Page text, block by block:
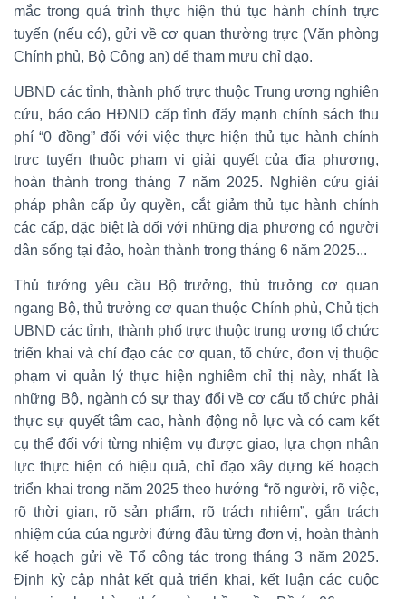
mắc trong quá trình thực hiện thủ tục hành chính trực
tuyến (nếu có), gửi về cơ quan thường trực (Văn phòng
Chính phủ, Bộ Công an) để tham mưu chỉ đạo.
UBND các tỉnh, thành phố trực thuộc Trung ương nghiên
cứu, báo cáo HĐND cấp tỉnh đẩy mạnh chính sách thu
phí “0 đồng” đối với việc thực hiện thủ tục hành chính
trực tuyến thuộc phạm vi giải quyết của địa phương,
hoàn thành trong tháng 7 năm 2025. Nghiên cứu giải
pháp phân cấp ủy quyền, cắt giảm thủ tục hành chính
các cấp, đặc biệt là đối với những địa phương có người
dân sống tại đảo, hoàn thành trong tháng 6 năm 2025...
Thủ tướng yêu cầu Bộ trưởng, thủ trưởng cơ quan
ngang Bộ, thủ trưởng cơ quan thuộc Chính phủ, Chủ tịch
UBND các tỉnh, thành phố trực thuộc trung ương tổ chức
triển khai và chỉ đạo các cơ quan, tổ chức, đơn vị thuộc
phạm vi quản lý thực hiện nghiêm chỉ thị này, nhất là
những Bộ, ngành có sự thay đổi về cơ cấu tổ chức phải
thực sự quyết tâm cao, hành động nỗ lực và có cam kết
cụ thể đối với từng nhiệm vụ được giao, lựa chọn nhân
lực thực hiện có hiệu quả, chỉ đạo xây dựng kế hoạch
triển khai trong năm 2025 theo hướng “rõ người, rõ việc,
rõ thời gian, rõ sản phẩm, rõ trách nhiệm”, gắn trách
nhiệm của của người đứng đầu từng đơn vị, hoàn thành
kế hoạch gửi về Tổ công tác trong tháng 3 năm 2025.
Định kỳ cập nhật kết quả triển khai, kết luận các cuộc